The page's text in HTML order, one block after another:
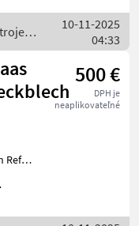
/
10-11-2025
04:33
500 €
DPH je
neaplikovateľné
Ref